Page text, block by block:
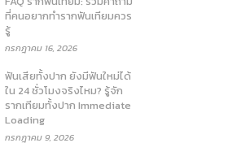
ที่คนอยากทำรากฟันเทียมควร
รู้
กรกฎาคม 16, 2026
ฟันเสียทั้งปาก ยังมีฟันใหม่ได้
ใน 24 ชั่วโมงจริงไหม? รู้จัก
รากเทียมทั้งปาก Immediate
Loading
กรกฎาคม 9, 2026